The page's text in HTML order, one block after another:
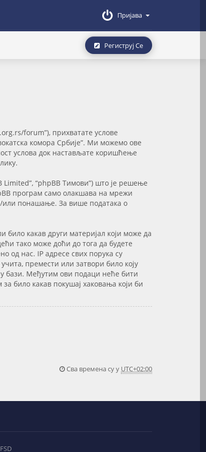
Пријава
Региструј Се
forum”), прихватате услове
комора Србије”. Ми можемо ове
услова док настављате коришћење
Limited”, “phpBB Тимови”) што је решење
програм само олакшава на мрежи
или понашање. За више података о
било какав други материјал који може да
тако може доћи до тога да будете
од нас. IP адресе свих порука су
премести или затвори било коју
у бази. Међутим ови подаци неће бити
било какав покушај хаковања који би
Сва времена су у UTC+02:00